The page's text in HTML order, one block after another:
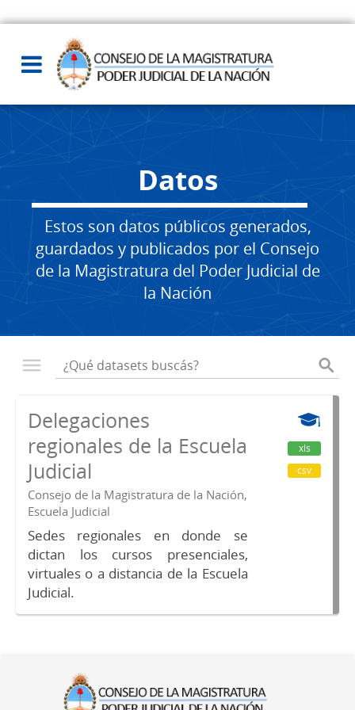
Datos
Estos son datos públicos generados,
guardados y publicados por el Consejo
de la Magistratura del Poder Judicial de
la Nación
Delegaciones
regionales de la Escuela
Judicial
Consejo de la Magistratura de la Nación,
Escuela Judicial
Sedes regionales en donde se
dictan los cursos presenciales,
virtuales o a distancia de la Escuela
Judicial.
xls
csv